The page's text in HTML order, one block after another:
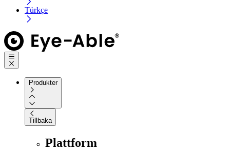
Türkçe
Produkter
Tillbaka
Plattform